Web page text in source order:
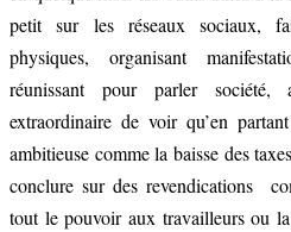
petit sur les réseaux sociaux,
physiques, organisant
réunissant pour parler société,
extraordinaire de voir qu’en
ambitieuse comme la baisse des
conclure sur des revendications
tout le pouvoir aux travailleurs ou